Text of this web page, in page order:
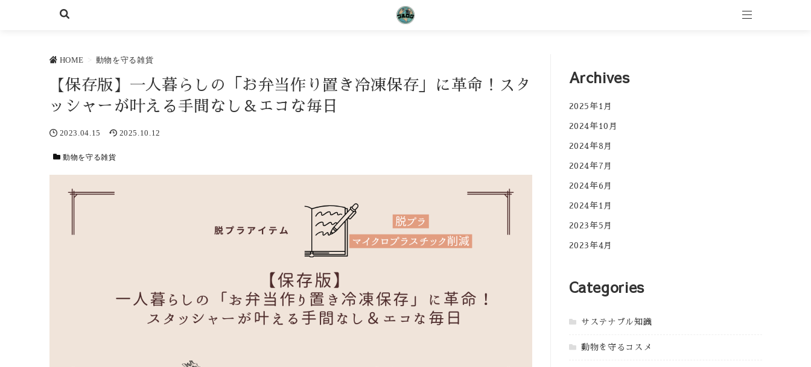
HOME 動物を守る雑貨
【保存版】一人暮らしの「お弁当作り置き冷凍保存」に革命！スタ
ッシャーが叶える手間なし＆エコな毎日
2023.04.15 2025.10.12
動物を守る雑貨
Archives
2025年1月
2024年10月
2024年8月
2024年7月
2024年6月
2024年1月
2023年5月
2023年4月
Categories
サステナブル知識
動物を守るコスメ